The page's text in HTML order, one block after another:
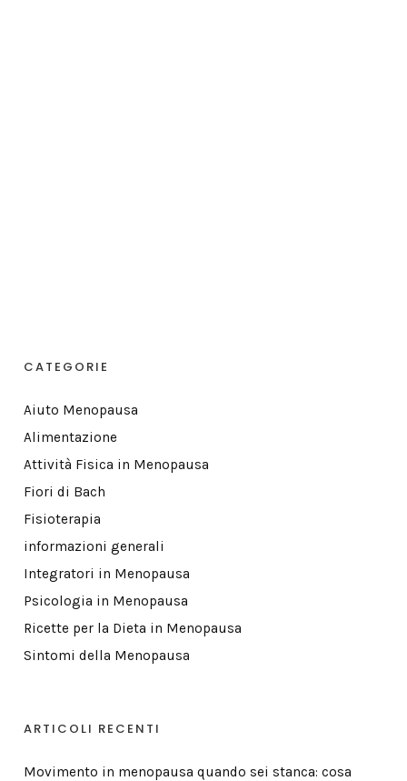
CATEGORIE
Aiuto Menopausa
Alimentazione
Attività Fisica in Menopausa
Fiori di Bach
Fisioterapia
informazioni generali
Integratori in Menopausa
Psicologia in Menopausa
Ricette per la Dieta in Menopausa
Sintomi della Menopausa
ARTICOLI RECENTI
Movimento in menopausa quando sei stanca: cosa